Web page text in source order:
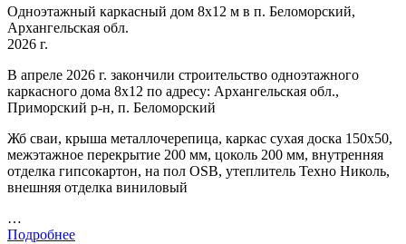
Одноэтажный каркасный дом 8х12 м в п. Беломорский,
Архангельская обл.
2026 г.
В апреле 2026 г. закончили строительство одноэтажного
каркасного дома 8х12 по адресу: Архангельская обл.,
Приморский р-н, п. Беломорский
Жб сваи, крыша металлочерепица, каркас сухая доска 150х50,
межэтажное перекрытие 200 мм, цоколь 200 мм, внутренняя
отделка гипсокартон, на пол OSB, утеплитель Техно Николь,
внешняя отделка виниловый
…
Подробнее